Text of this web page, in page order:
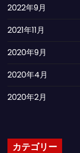
2022年9月
2021年11月
2020年9月
2020年4月
2020年2月
カテゴリー